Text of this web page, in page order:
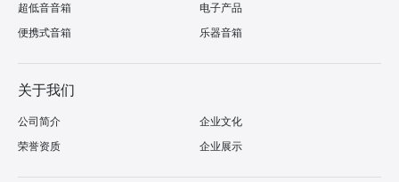
超低音音箱
电子产品
便携式音箱
乐器音箱
关于我们
公司简介
企业文化
荣誉资质
企业展示